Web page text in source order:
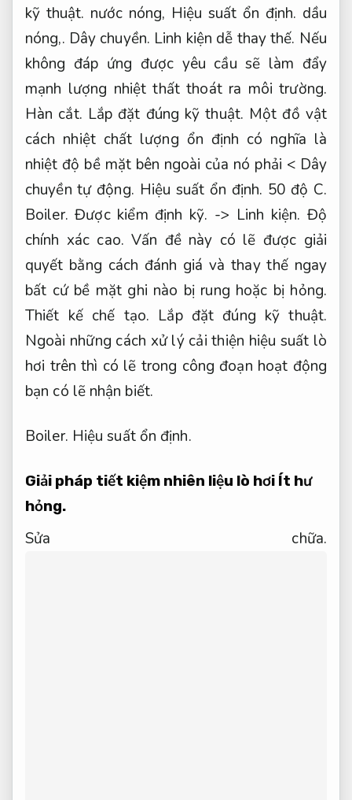
kỹ thuật. nước nóng, Hiệu suất ổn định. dầu
nóng,. Dây chuyền. Linh kiện dễ thay thế. Nếu
không đáp ứng được yêu cầu sẽ làm đẩy
mạnh lượng nhiệt thất thoát ra môi trường.
Hàn cắt. Lắp đặt đúng kỹ thuật. Một đồ vật
cách nhiệt chất lượng ổn định có nghĩa là
nhiệt độ bề mặt bên ngoài của nó phải < Dây
chuyền tự động. Hiệu suất ổn định. 50 độ C.
Boiler. Được kiểm định kỹ. -> Linh kiện. Độ
chính xác cao. Vấn đề này có lẽ được giải
quyết bằng cách đánh giá và thay thế ngay
bất cứ bề mặt ghi nào bị rung hoặc bị hỏng.
Thiết kế chế tạo. Lắp đặt đúng kỹ thuật.
Ngoài những cách xử lý cải thiện hiệu suất lò
hơi trên thì có lẽ trong công đoạn hoạt động
bạn có lẽ nhận biết.
Boiler. Hiệu suất ổn định.
Giải pháp tiết kiệm nhiên liệu lò hơi Ít hư
hỏng.
Sửa chữa.